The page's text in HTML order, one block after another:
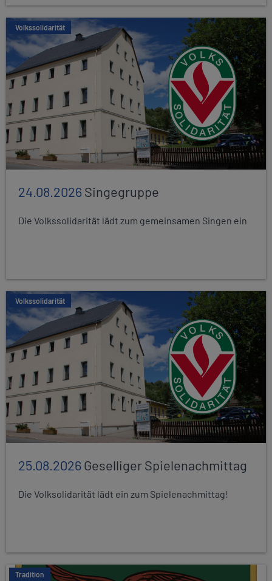
Volkssolidarität
24.08.2026Singegruppe
Die Volkssolidarität lädt zum gemeinsamen Singen ein
Volkssolidarität
25.08.2026Geselliger Spielenachmittag
Die Volksolidarität lädt ein zum Spielenachmittag!
Tradition